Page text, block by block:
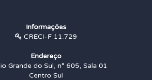
Informações
CRECI-F 11.729
Endereço
Grande do Sul, n° 605, Sala 01
Centro Sul